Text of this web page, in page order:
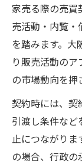
家売る際の売
売活動・内覧
を踏みます。大
り販売活動の
の市場動向を押
契約時には、契
引渡し条件な
止につながり
の場合、行政の